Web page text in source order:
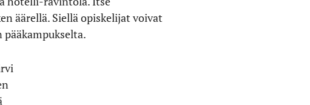
äärellä. Siellä opiskelijat voivat